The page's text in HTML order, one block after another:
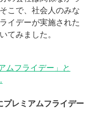
こで、社会人のみな
イデーが実施された
てみました。
ムフライデー」と
レミアムフライデー